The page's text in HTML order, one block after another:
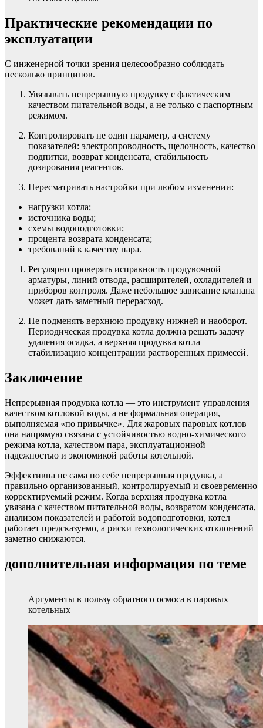
Практические рекомендации по
эксплуатации
С инженерной точки зрения целесообразно соблюдать
несколько принципов.
Увязывать непрерывную продувку с фактическим
качеством питательной воды, а не только с паспортным
режимом.
Контролировать не один параметр, а систему
показателей: электропроводность, щелочность, качество
подпитки, возврат конденсата, стабильность
дозирования реагентов.
Пересматривать настройки при любом изменении:
нагрузки котла;
источника воды;
схемы водоподготовки;
процента возврата конденсата;
требований к качеству пара.
Регулярно проверять исправность продувочной
арматуры, линий отвода, расширителей, охладителей и
приборов контроля. Даже небольшое зависание клапана
может дать заметный перерасход.
Не подменять верхнюю продувку нижней и наоборот.
Периодическая продувка котла должна решать задачу
удаления осадка, а верхняя продувка котла —
стабилизацию концентрации растворенных примесей.
Заключение
Непрерывная продувка котла — это инструмент управления
качеством котловой воды, а не формальная операция,
выполняемая «по привычке». Для жаровых паровых котлов
она напрямую связана с устойчивостью водно-химического
режима котла, качеством пара, эксплуатационной
надежностью и экономикой работы котельной.
Эффективна не сама по себе непрерывная продувка, а
правильно организованный, контролируемый и своевременно
корректируемый режим. Когда верхняя продувка котла
увязана с качеством питательной воды, возвратом конденсата,
анализом показателей и работой водоподготовки, котел
работает предсказуемо, а риски технологических отклонений
заметно снижаются.
дополнительная информация по теме
Аргументы в пользу обратного осмоса в паровых
котельных